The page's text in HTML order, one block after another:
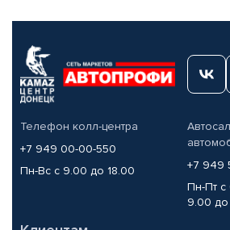
Телефон колл-центра
+7 949 00-00-550
Пн-Вс с 9.00 до 18.00
+7 949
Пн-Пт с
9.00 до